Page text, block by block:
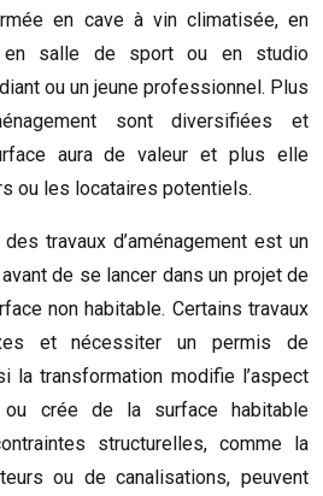
en cave à vin climatisée, en
en salle de sport ou en studio
ou un jeune professionnel. Plus
sont diversifiées et
aura de valeur et plus elle
ou les locataires potentiels.
travaux d’aménagement est un
de se lancer dans un projet de
non habitable. Certains travaux
et nécessiter un permis de
la transformation modifie l’aspect
ou crée de la surface habitable
structurelles, comme la
ou de canalisations, peuvent